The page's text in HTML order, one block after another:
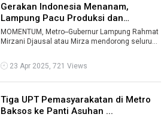
Gerakan Indonesia Menanam,
Lampung Pacu Produksi dan
Serapan Padi ...
MOMENTUM, Metro--Gubernur Lampung Rahmat
Mirzani Djausal atau Mirza mendorong seluruh
23 Apr 2025, 721 Views
Tiga UPT Pemasyarakatan di Metro
Baksos ke Panti Asuhan ...